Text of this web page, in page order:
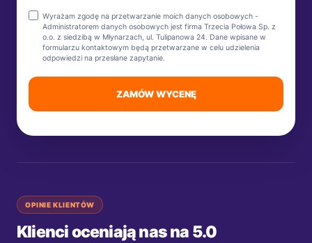
Wyrażam zgodę na przetwarzanie moich danych osobowych -
Administratorem danych osobowych jest firma Trzecia Połowa Sp. z
o.o. z siedzibą w Młynarzach, ul. Tulipanowa 24. Dane wpisane w
formularzu kontaktowym będą przetwarzane w celu udzielenia
odpowiedzi na przesłane zapytanie.
ZAMÓW WYCENĘ
OPINIE KLIENTÓW
Klienci oceniają nas na 5.0